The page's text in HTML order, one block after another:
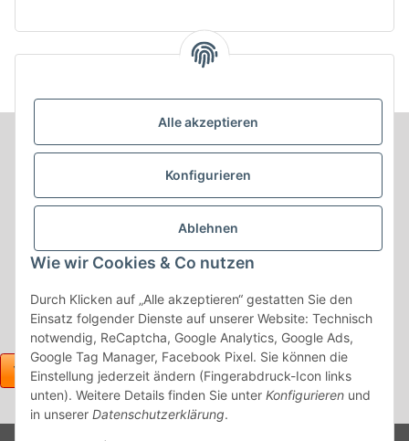
Alle akzeptieren
Konfigurieren
Ablehnen
Wie wir Cookies & Co nutzen
Durch Klicken auf „Alle akzeptieren“ gestatten Sie den
Einsatz folgender Dienste auf unserer Website: Technisch
notwendig, ReCaptcha, Google Analytics, Google Ads,
Google Tag Manager, Facebook Pixel. Sie können die
Einstellung jederzeit ändern (Fingerabdruck-Icon links
unten). Weitere Details finden Sie unter Konfigurieren und
in unserer Datenschutzerklärung.
Informationen
Produkt Informationen
Shop Informationen
Gesetzliche Informationen